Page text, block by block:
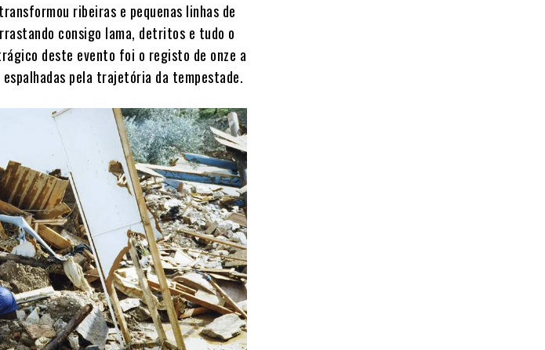
ribeiras e pequenas linhas de
consigo lama, detritos e tudo o
deste evento foi o registo de onze a
pela trajetória da tempestade.